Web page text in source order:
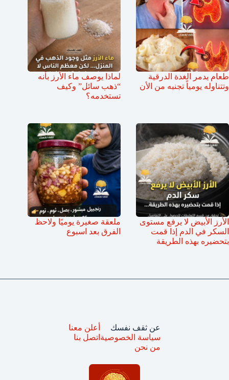
طعام يدمر الغدة الدرقية
وتتناوله يومياً تجنبه من الأن
لماذا يوصف ماء الأرز بأنه
“ذهب سائل” وكيف
تستخدمه؟
الأرز الأبيض لا يرفع مستوى
السكر في الدم إذا قمت
بتحضيره بهذه الطريقة
ملعقة صغيرة يوميًا ولاحظ
الفرق بعد اسبوع
عن ثقف نفسك
سياسة الخصوصية
من نحن
أعلن معنا
اتصل بنا